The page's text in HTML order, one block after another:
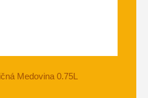
Medovina 0.75L